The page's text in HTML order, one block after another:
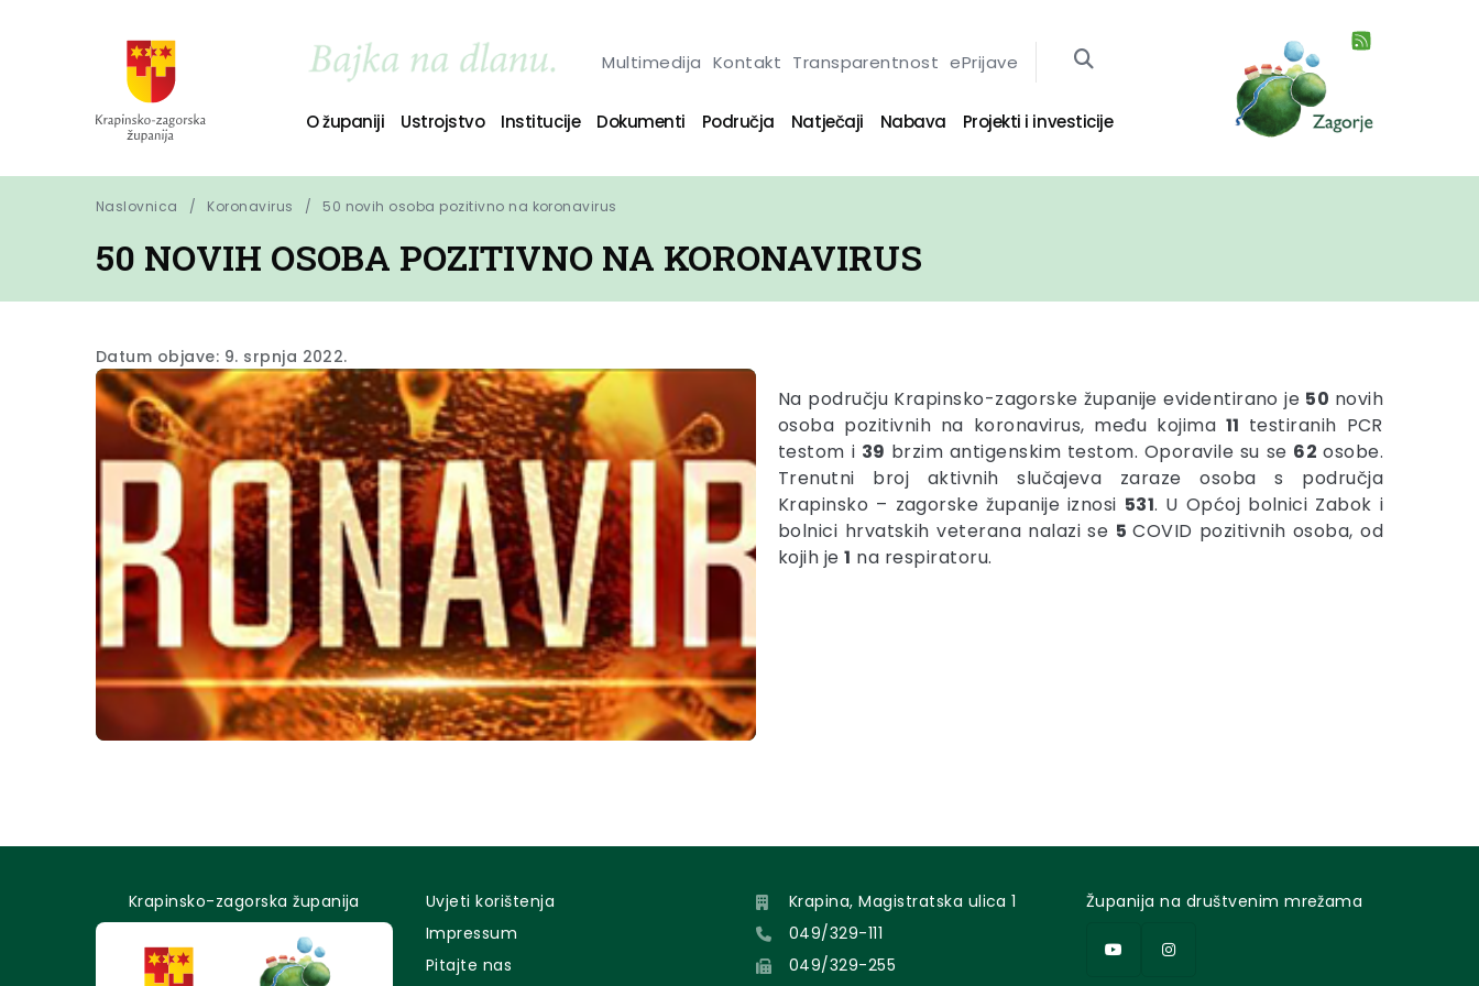
Multimedija Kontakt Transparentnost ePrijave
O županiji Ustrojstvo Institucije Dokumenti Područja Natječaji Nabava Projekti i investicije
Naslovnica Koronavirus 50 novih osoba pozitivno na koronavirus
50 NOVIH OSOBA POZITIVNO NA KORONAVIRUS
Datum objave: 9. srpnja 2022.
Na području Krapinsko-zagorske županije evidentirano je 50 novih
osoba pozitivnih na koronavirus, među kojima11 testiranih PCR
testom i 39 brzim antigenskim testom. Oporavile su se 62osobe.
Trenutni broj aktivnih slučajeva zaraze osoba s područja
Krapinsko – zagorske županije iznosi 531. U Općoj bolnici Zabok i
bolnici hrvatskih veterana nalazi se 5COVID pozitivnih osoba, od
kojih je1 na respiratoru.
Krapinsko-zagorska županija
Uvjeti korištenja
Impressum
Pitajte nas
Krapina, Magistratska ulica 1
049/329-111
049/329-255
Županija na društvenim mrežama